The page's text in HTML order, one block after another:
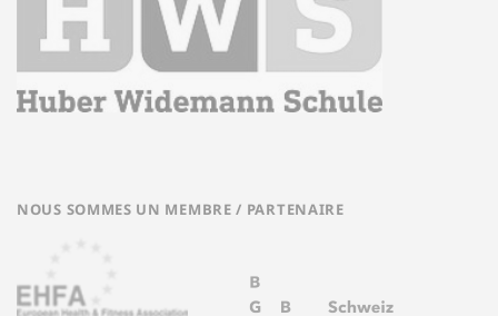
NOUS SOMMES UN MEMBRE / PARTENAIRE